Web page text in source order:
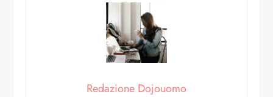
Redazione Dojouomo